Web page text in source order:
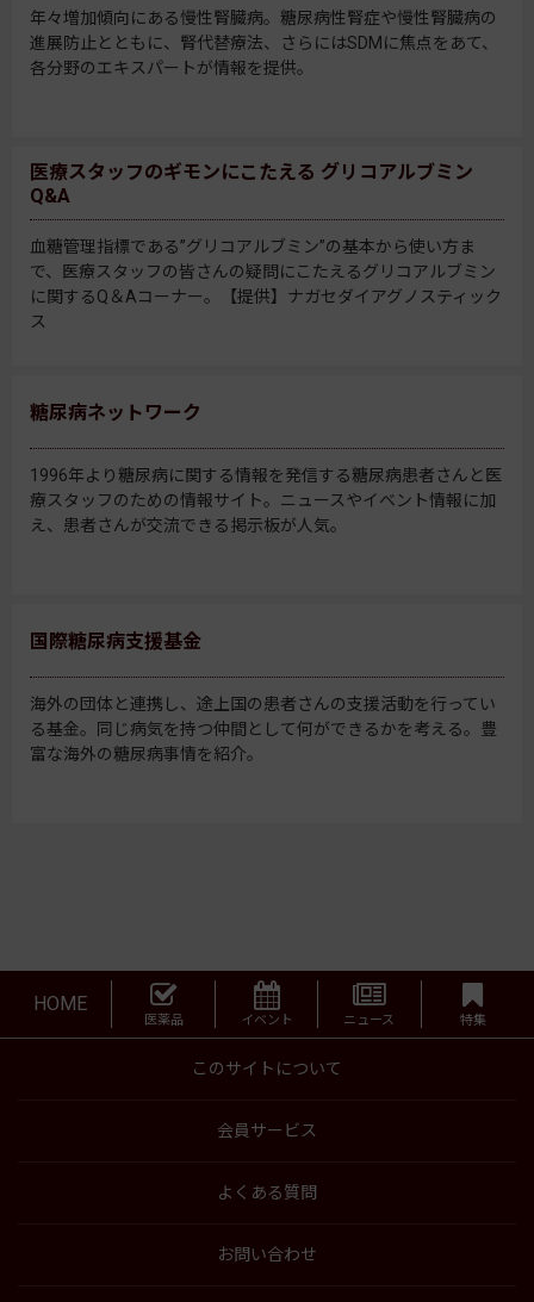
年々増加傾向にある慢性腎臓病。糖尿病性腎症や慢性腎臓病の
進展防止とともに、腎代替療法、さらにはSDMに焦点をあて、
各分野のエキスパートが情報を提供。
医療スタッフのギモンにこたえる グリコアルブミン
Q&A
血糖管理指標である”グリコアルブミン”の基本から使い方ま
で、医療スタッフの皆さんの疑問にこたえるグリコアルブミン
に関するQ＆Aコーナー。【提供】ナガセダイアグノスティック
ス
糖尿病ネットワーク
1996年より糖尿病に関する情報を発信する糖尿病患者さんと医
療スタッフのための情報サイト。ニュースやイベント情報に加
え、患者さんが交流できる掲示板が人気。
国際糖尿病支援基金
海外の団体と連携し、途上国の患者さんの支援活動を行ってい
る基金。同じ病気を持つ仲間として何ができるかを考える。豊
富な海外の糖尿病事情を紹介。
HOME
医薬品 イベント ニュース 特集
このサイトについて
会員サービス
よくある質問
お問い合わせ